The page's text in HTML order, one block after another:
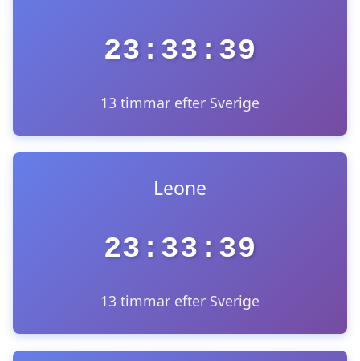
23:33:39
13 timmar efter Sverige
Leone
23:33:39
13 timmar efter Sverige